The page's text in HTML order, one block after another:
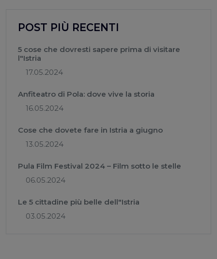
POST PIÙ RECENTI
5 cose che dovresti sapere prima di visitare
l"Istria
17.05.2024
Anfiteatro di Pola: dove vive la storia
16.05.2024
Cose che dovete fare in Istria a giugno
13.05.2024
Pula Film Festival 2024 – Film sotto le stelle
06.05.2024
Le 5 cittadine più belle dell"Istria
03.05.2024